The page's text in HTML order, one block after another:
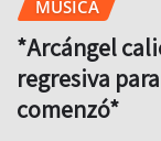
MÚSICA
*Arcángel
regresiva
comenzó*